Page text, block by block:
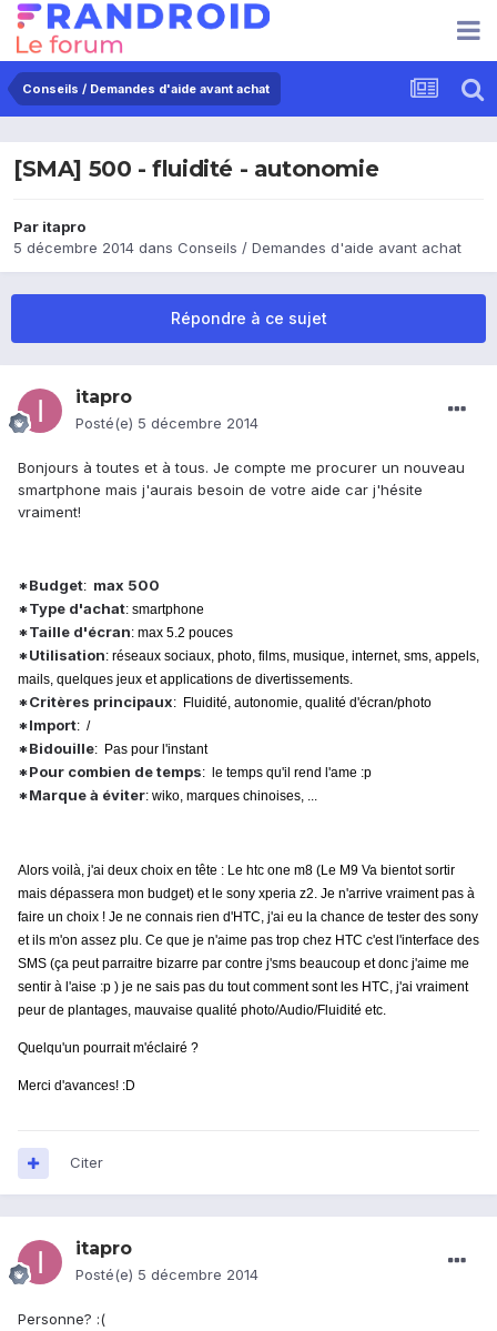
Conseils / Demandes d'aide avant achat
[SMA] 500 - fluidité - autonomie
Par itapro
5 décembre 2014 dans Conseils / Demandes d'aide avant achat
Répondre à ce sujet
itapro
Posté(e) 5 décembre 2014
Bonjours à toutes et à tous. Je compte me procurer un nouveau
smartphone mais j'aurais besoin de votre aide car j'hésite
vraiment!
*Budget: max 500
*Type d'achat: smartphone
*Taille d'écran: max 5.2 pouces
*Utilisation: réseaux sociaux, photo, films, musique, internet, sms, appels,
mails, quelques jeux et applications de divertissements.
*Critères principaux: Fluidité, autonomie, qualité d'écran/photo
*Import: /
*Bidouille: Pas pour l'instant
*Pour combien de temps: le temps qu'il rend l'ame :p
*Marque à éviter: wiko, marques chinoises, ...
Alors voilà, j'ai deux choix en tête : Le htc one m8 (Le M9 Va bientot sortir
mais dépassera mon budget) et le sony xperia z2. Je n'arrive vraiment pas à
faire un choix ! Je ne connais rien d'HTC, j'ai eu la chance de tester des sony
et ils m'on assez plu. Ce que je n'aime pas trop chez HTC c'est l'interface des
SMS (ça peut parraitre bizarre par contre j'sms beaucoup et donc j'aime me
sentir à l'aise :p ) je ne sais pas du tout comment sont les HTC, j'ai vraiment
peur de plantages, mauvaise qualité photo/Audio/Fluidité etc.
Quelqu'un pourrait m'éclairé ?
Merci d'avances! :D
Citer
itapro
Posté(e) 5 décembre 2014
Personne? :(